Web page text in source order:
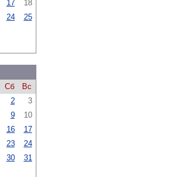
17
18
24
25
Сб
Вс
2
3
9
10
16
17
23
24
30 31